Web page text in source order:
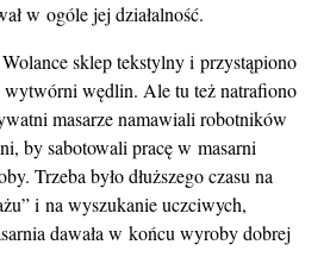
w ogóle jej działalność.
sklep tekstylny i przystąpiono
wytwórni wędlin. Ale tu też natrafiono
masarze namawiali robotników
by sabotowali pracę w masarni
Trzeba było dłuższego czasu na
i na wyszukanie uczciwych,
dawała w końcu wyroby dobrej